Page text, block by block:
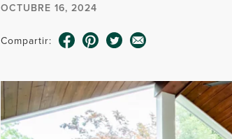
OCTUBRE 16, 2024
Compartir: